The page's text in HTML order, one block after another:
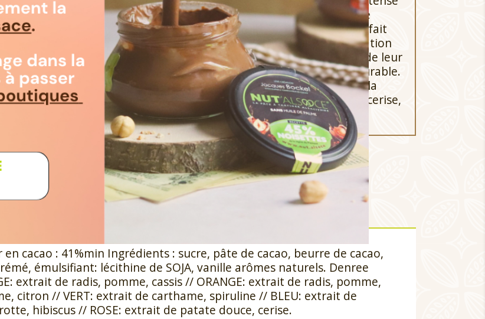
en cacao grâce à une méthode unique de double
fermentation. Ce chocolat de très haute qualité fait
partie d'un programme durable visant l'amélioration
des conditions de vie des planteurs de cacao et de leur
communauté en promouvant une agriculture durable.
Tous nos moulages sont entièrement décorés à la
main avec des denrées alimentaires colorantes (cerise,
pomme, cassis, spiruline...)
en cacao : 41%min Ingrédients : sucre, pâte de cacao, beurre de cacao,
émulsifiant: lécithine de SOJA, vanille arômes naturels. Denree
extrait de radis, pomme, cassis // ORANGE: extrait de radis, pomme,
citron // VERT: extrait de carthame, spiruline // BLEU: extrait de
hibiscus // ROSE: extrait de patate douce, cerise.